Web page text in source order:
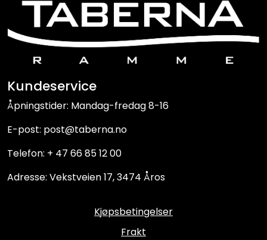
Kundeservice
Åpningstider: Mandag-fredag 8-16
E-post: post@taberna.no
Telefon: + 47 66 85 12 00
Adresse: Vekstveien 17, 3474 Åros
Kjøpsbetingelser
Frakt